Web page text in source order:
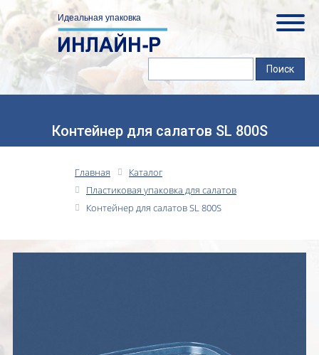
Главная
Каталог
Пластиковая упаковка для салатов
Контейнер для салатов SL 800S
Контейнер для салатов SL 800S